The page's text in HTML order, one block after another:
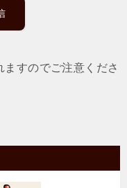
ますのでご注意くださ